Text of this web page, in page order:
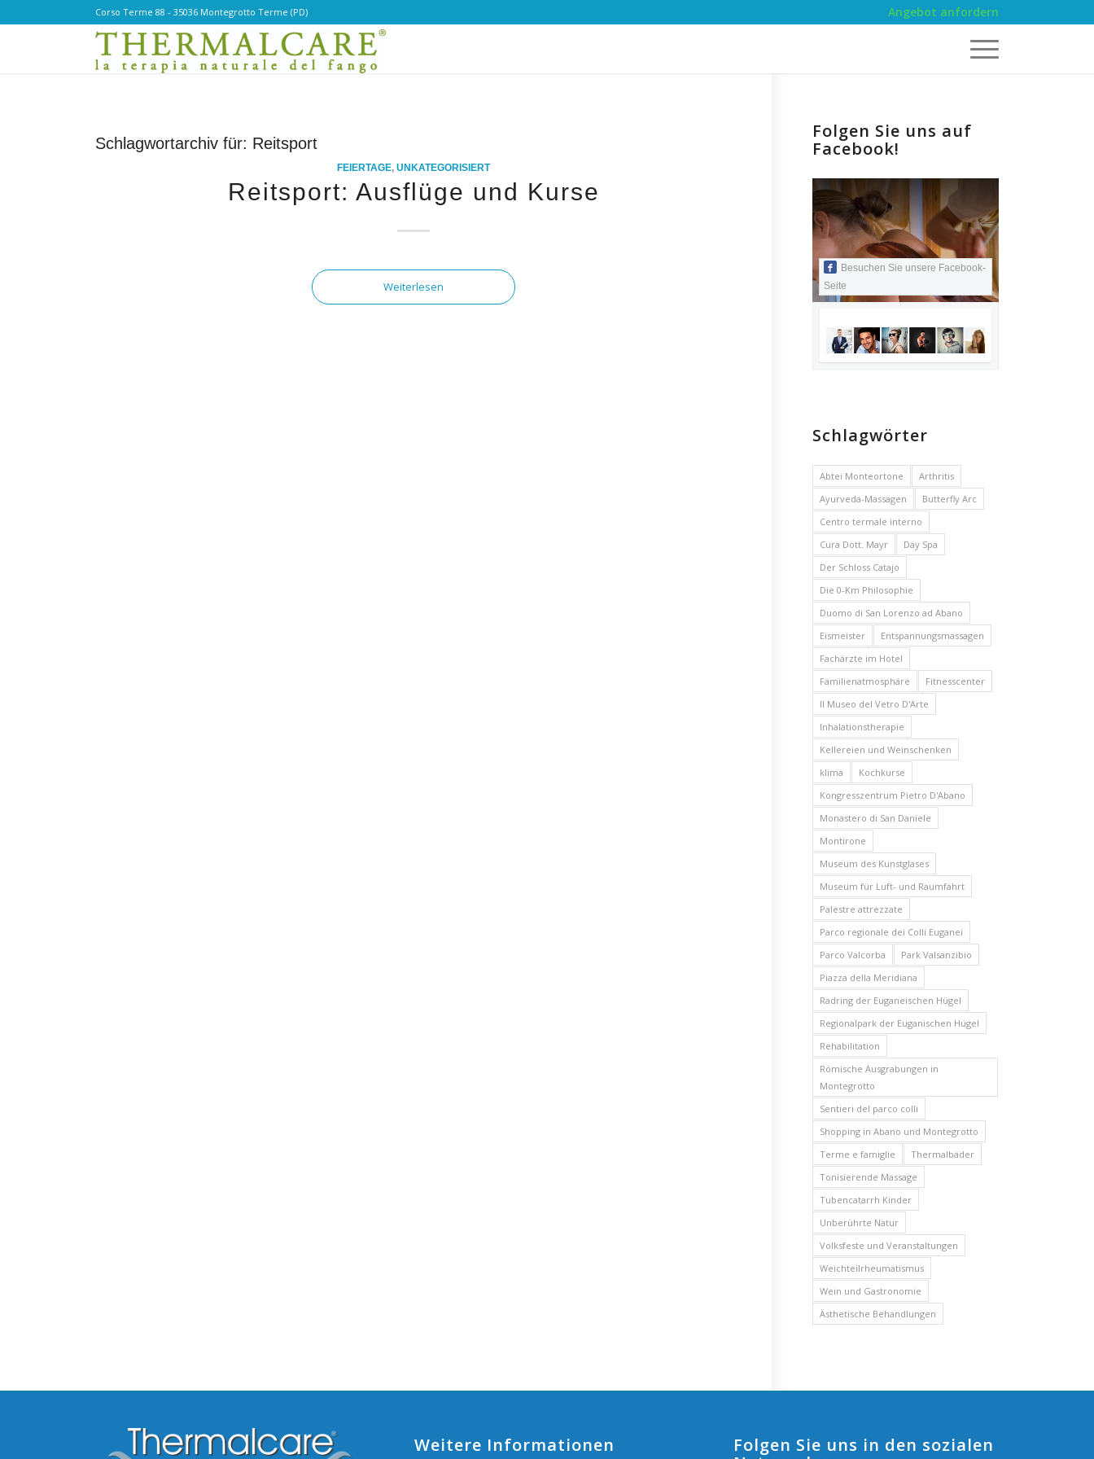
Corso Terme 88 - 35036 Montegrotto Terme (PD) Angebot anfordern
Schlagwortarchiv für: Reitsport
FEIERTAGE,UNKATEGORISIERT
Reitsport: Ausflüge und Kurse
Weiterlesen
Folgen Sie uns auf
Facebook!
Besuchen Sie unsere Facebook-
Seite
Schlagwörter
Abtei Monteortone
Arthritis
Ayurveda-Massagen
Butterfly Arc
Centro termale interno
Cura Dott. Mayr
Day Spa
Der Schloss Catajo
Die 0-Km Philosophie
Duomo di San Lorenzo ad Abano
Eismeister
Entspannungsmassagen
Fachärzte im Hotel
Familienatmosphäre
Fitnesscenter
Il Museo del Vetro D'Arte
Inhalationstherapie
Kellereien und Weinschenken
klima
Kochkurse
Kongresszentrum Pietro D'Abano
Monastero di San Daniele
Montirone
Museum des Kunstglases
Museum für Luft- und Raumfahrt
Palestre attrezzate
Parco regionale dei Colli Euganei
Parco Valcorba
Park Valsanzibio
Piazza della Meridiana
Radring der Euganeischen Hügel
Regionalpark der Euganischen Hügel
Rehabilitation
Römische Ausgrabungen in
Montegrotto
Sentieri del parco colli
Shopping in Abano und Montegrotto
Terme e famiglie
Thermalbäder
Tonisierende Massage
Tubencatarrh Kinder
Unberührte Natur
Volksfeste und Veranstaltungen
Weichteilrheumatismus
Wein und Gastronomie
Ästhetische Behandlungen
Weitere Informationen
Folgen Sie uns in den sozialen